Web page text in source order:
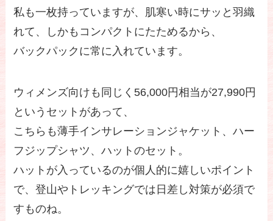
私も一枚持っていますが、肌寒い時にサッと羽織
れて、しかもコンパクトにたためるから、
バックパックに常に入れています。
ウィメンズ向けも同じく56,000円相当が27,990円
というセットがあって、
こちらも薄手インサレーションジャケット、ハー
フジップシャツ、ハットのセット。
ハットが入っているのが個人的に嬉しいポイント
で、登山やトレッキングでは日差し対策が必須で
すものね。